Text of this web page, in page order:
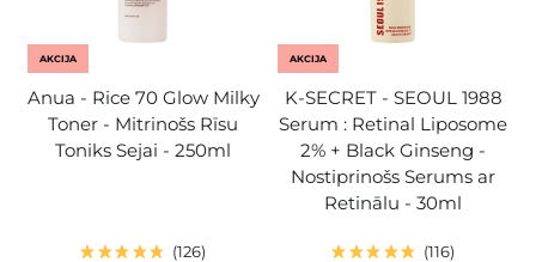
AKCIJA
Anua - Rice 70 Glow Milky
Toner - Mitrinošs Rīsu
Toniks Sejai - 250ml
126
AKCIJA
K-SECRET - SEOUL 1988
Serum : Retinal Liposome
2% + Black Ginseng -
Nostiprinošs Serums ar
Retinālu - 30ml
116